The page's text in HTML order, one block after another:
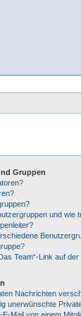
Gruppen
und wie
Team“-Link auf
Nachrichten
unerwünschte